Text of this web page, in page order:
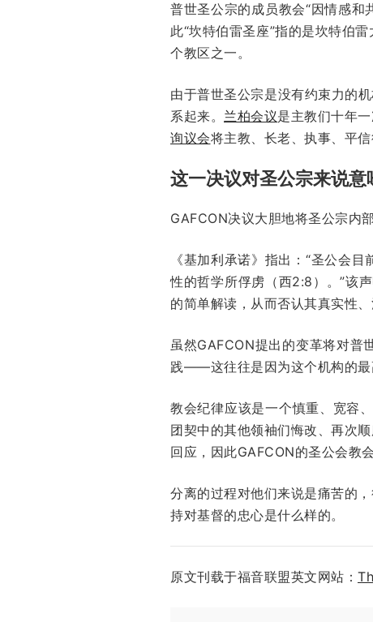
普世圣公宗的成员教会“因情感和
此“坎特伯雷圣座”指的是坎特伯
个教区之一。
由于普世圣公宗是没有约束力的
系起来。 兰柏会议是主教们十年
询议会将主教、长老、执事、平
这一决议对圣公宗来说意
GAFCON决议大胆地将圣公宗内
《基加利承诺》指出：“圣公会
性的哲学所俘虏（西2:8）。”该
的简单解读，从而否认其真实性
虽然GAFCON提出的变革将对普
践——这往往是因为这个机构的最
教会纪律应该是一个慎重、宽容
团契中的其他领袖们悔改、再次
回应，因此GAFCON的圣公会教
分离的过程对他们来说是痛苦的
持对基督的忠心是什么样的。
原文刊载于福音联盟英文网站：